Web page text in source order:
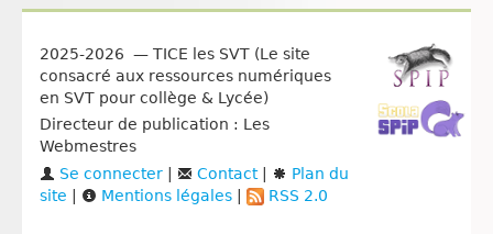
Vulgarisation scientifique
2025-2026 — TICE les SVT (Le site
consacré aux ressources numériques
en SVT pour collège & Lycée)
Directeur de publication : Les
Webmestres
Se connecter | Contact|
Plan du
site | Mentions légales | RSS 2.0